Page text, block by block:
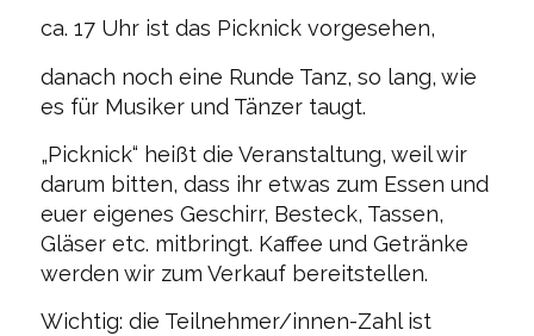
ca. 17 Uhr ist das Picknick vorgesehen,
danach noch eine Runde Tanz, so lang, wie
es für Musiker und Tänzer taugt.
„Picknick“ heißt die Veranstaltung, weil wir
darum bitten, dass ihr etwas zum Essen und
euer eigenes Geschirr, Besteck, Tassen,
Gläser etc. mitbringt. Kaffee und Getränke
werden wir zum Verkauf bereitstellen.
Wichtig: die Teilnehmer/innen-Zahl ist